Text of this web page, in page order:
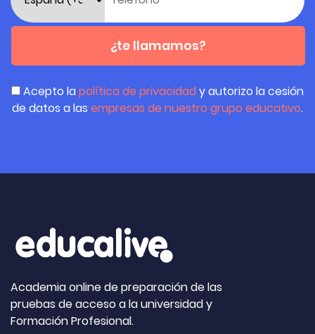
¿te llamamos?
Acepto lapolítica de privacidady autorizo la cesión
de datos a las empresas de nuestro grupo educativo.
Academia online de preparación de las
pruebas de acceso a la universidad y
Formación Profesional.